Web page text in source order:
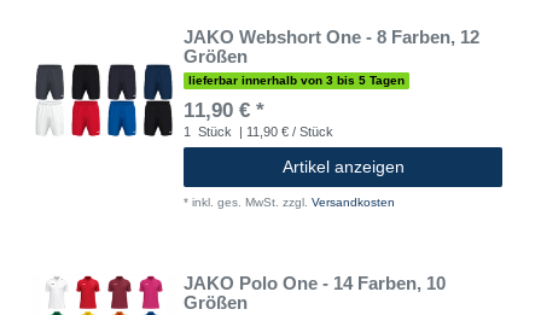
JAKO Webshort One - 8 Farben, 12
Größen
lieferbar innerhalb von 3 bis 5 Tagen
11,90 € *
1 Stück | 11,90 € / Stück
Artikel anzeigen
* inkl. ges. MwSt. zzgl. Versandkosten
JAKO Polo One - 14 Farben, 10
Größen